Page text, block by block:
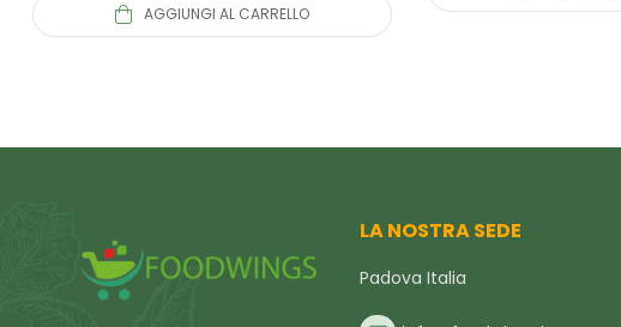
AGGIUNGI AL CARRELLO
LA NOSTRA SEDE
Padova Italia